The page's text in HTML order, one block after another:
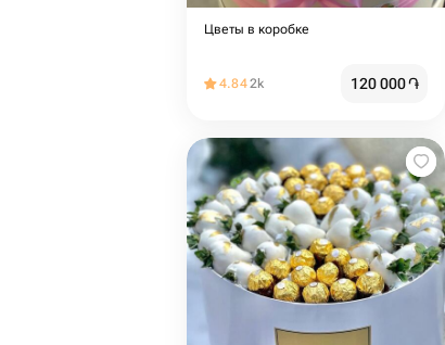
Цветы в коробке
4.842k 120 000֏